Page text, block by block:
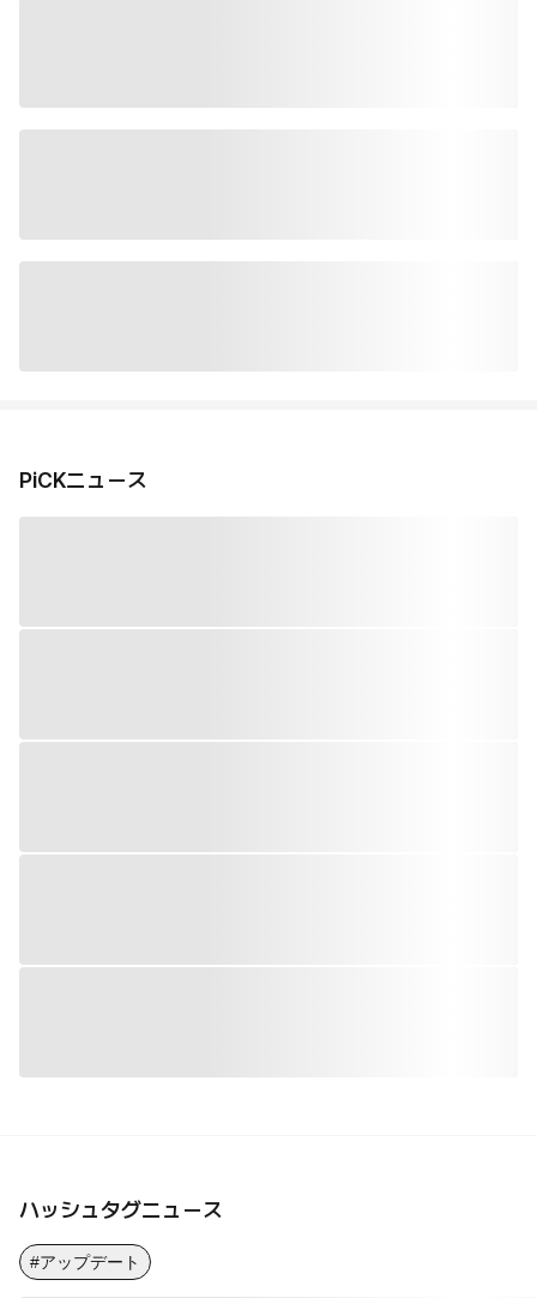
PiCKニュース
ハッシュタグニュース
#アップデート